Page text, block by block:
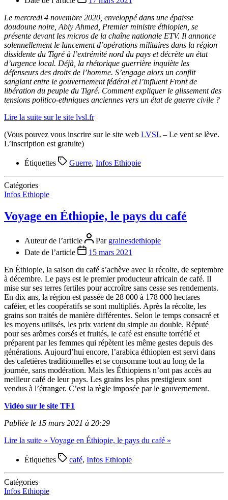
Le mercredi 4 novembre 2020, enveloppé dans une épaisse
doudoune noire, Abiy Ahmed, Premier ministre éthiopien, se
présente devant les micros de la chaîne nationale ETV. Il annonce
solennellement le lancement d’opérations militaires dans la région
dissidente du Tigré à l’extrémité nord du pays et décrète un état
d’urgence local. Déjà, la rhétorique guerrière inquiète les
défenseurs des droits de l’homme. S’engage alors un conflit
sanglant entre le gouvernement fédéral et l’influent Front de
libération du peuple du Tigré. Comment expliquer le glissement des
tensions politico-ethniques anciennes vers un état de guerre civile ?
Lire la suite sur le site lvsl.fr
(Vous pouvez vous inscrire sur le site web LVSL – Le vent se lève.
L’inscription est gratuite)
Étiquettes Guerre, Infos Ethiopie
Catégories
Infos Ethiopie
Voyage en Éthiopie, le pays du café
Auteur de l’article Par grainesdethiopie
Date de l’article
15 mars 2021
En Éthiopie, la saison du café s’achève avec la récolte, de septembre
à décembre. Le pays est le premier producteur africain de café. Il
mise sur ses terres fertiles pour accroître sans cesse ses rendements.
En dix ans, la région est passée de 28 000 à 178 000 hectares
caféier, et les coopératifs se sont multipliés. Après la récolte, les
grains son traités de manière différentes. Selon le temps consacré et
les moyens utilisés, les prix varient du simple au double. Réputé
pour ses arômes corsés et fruités, le café est ensuite torréfié et
préparent par les femmes qui répètent les même gestes depuis des
générations. Aujourd’hui encore, l’arabica éthiopien est servi dans
des cafetières traditionnelles et se consomme tout au long de la
journée, sans modération. Mais les Éthiopiens n’ont pas accès au
meilleur café de leur pays. Les grains les plus prestigieux sont
vendus à l’étranger. C’est la règle imposée par le gouvernement.
Vidéo sur le site TF1
Publiée le 15 mars 2021 à 20:29
Lire la suite « Voyage en Éthiopie, le pays du café »
Étiquettes café, Infos Ethiopie
Catégories
Infos Ethiopie